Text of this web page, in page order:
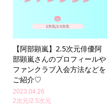
【阿部顕嵐】2.5次元俳優阿
部顕嵐さんのプロフィールや
ファンクラブ入会方法などを
ご紹介♡
2023.04.26
2次元/2.5次元